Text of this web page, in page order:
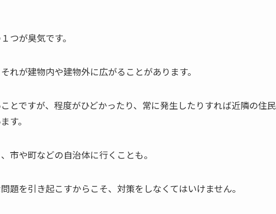
つが臭気です。
れが建物内や建物外に広がることがあります。
とですが、程度がひどかったり、常に発生したりすれば近隣の住民
す。
市や町などの自治体に行くことも。
題を引き起こすからこそ、対策をしなくてはいけません。